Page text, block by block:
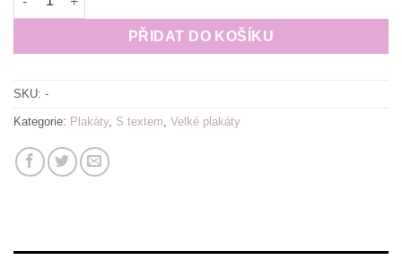
PŘIDAT DO KOŠÍKU
SKU: -
Kategorie: Plakáty, S textem Velké plakáty